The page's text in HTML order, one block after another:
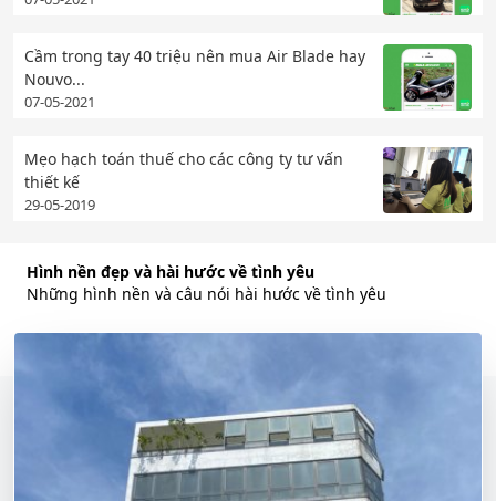
Cầm trong tay 40 triệu nên mua Air Blade hay
Nouvo...
07-05-2021
Mẹo hạch toán thuế cho các công ty tư vấn
thiết kế
29-05-2019
Hình nền đẹp và hài hước về tình yêu
Những hình nền và câu nói hài hước về tình yêu